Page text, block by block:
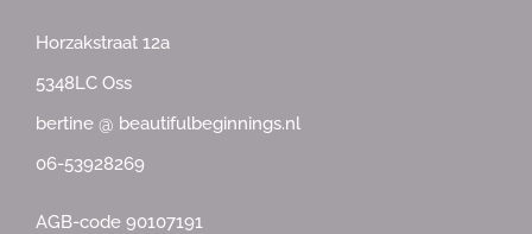
Horzakstraat 12a
5348LC Oss
bertine @ beautifulbeginnings.nl
06-53928269
AGB-code 90107191